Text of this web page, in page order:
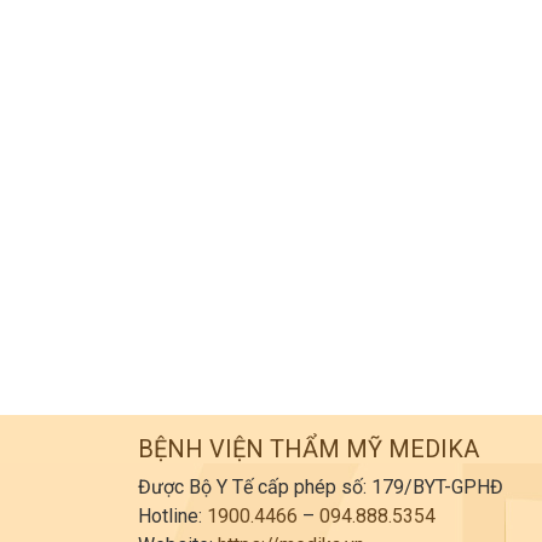
BỆNH VIỆN THẨM MỸ MEDIKA
Được Bộ Y Tế cấp phép số: 179/BYT-GPHĐ
Hotline: 1900.4466 – 094.888.5354